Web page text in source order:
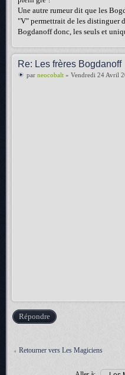
Une autre rumeur dit que les
"V" permettrait de les distinguer
Bogdanoff donc, les seuls et
Re: Les frères Bogdanoff
par neocobalt » Vendredi 24 Avril
Répondre
Retourner vers Les Magiciens